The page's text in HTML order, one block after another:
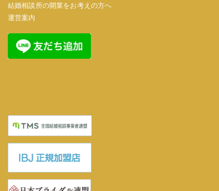
結婚相談所の開業をお考えの方へ
運営案内